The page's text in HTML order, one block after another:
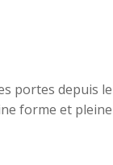
portes depuis
forme et